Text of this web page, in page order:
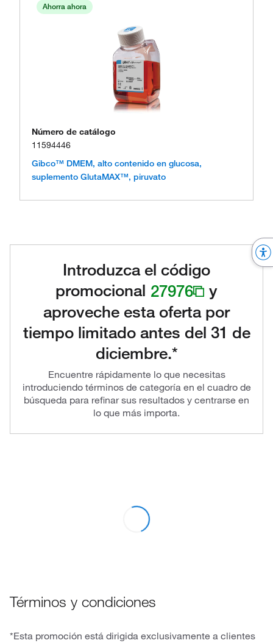
Ahorra ahora
Número de catálogo
11594446
Gibco™ DMEM, alto contenido en glucosa,
suplemento GlutaMAX™, piruvato
Introduzca el código
promocional 27976
y
aproveche esta oferta por
tiempo limitado antes del 31 de
diciembre.*
Encuentre rápidamente lo que necesitas
introduciendo términos de categoría en el cuadro de
búsqueda para refinar sus resultados y centrarse en
lo que más importa.
Términos y condiciones
*Esta promoción está dirigida exclusivamente a clientes